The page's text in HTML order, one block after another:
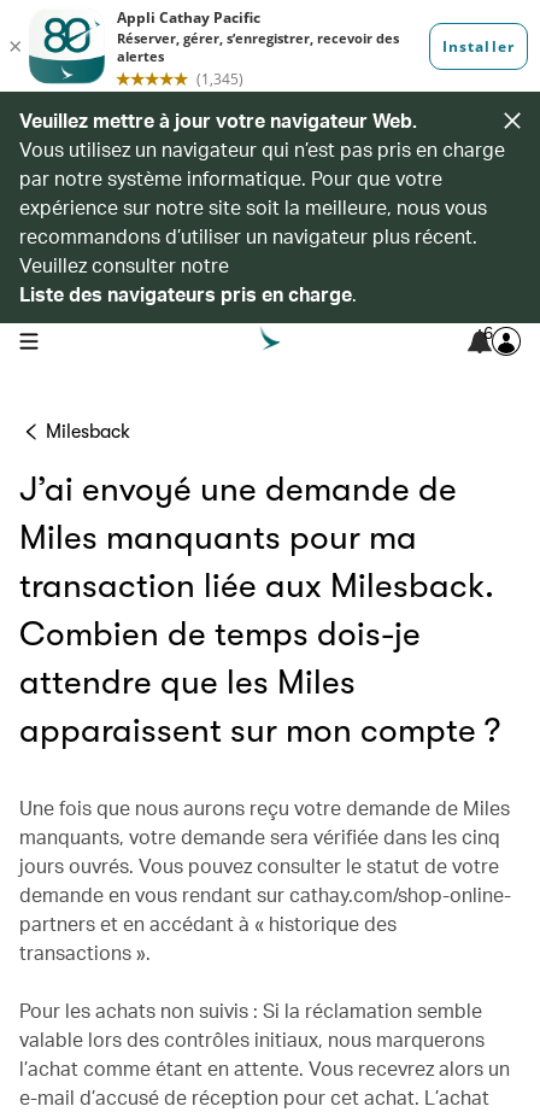
Veuillez mettre à jour votre navigateur Web.
Vous utilisez un navigateur qui n’est pas pris en charge
par notre système informatique. Pour que votre
expérience sur notre site soit la meilleure, nous vous
recommandons d’utiliser un navigateur plus récent.
Veuillez consulter notre
Liste des navigateurs pris en charge.
open navigation menu 6
Milesback
J’ai envoyé une demande de
Miles manquants pour ma
transaction liée aux Milesback.
Combien de temps dois-je
attendre que les Miles
apparaissent sur mon compte ?
Une fois que nous aurons reçu votre demande de Miles
manquants, votre demande sera vérifiée dans les cinq
jours ouvrés. Vous pouvez consulter le statut de votre
demande en vous rendant sur cathay.com/shop-online-
partners et en accédant à « historique des
transactions ».
Pour les achats non suivis : Si la réclamation semble
valable lors des contrôles initiaux, nous marquerons
l’achat comme étant en attente. Vous recevrez alors un
e-mail d’accusé de réception pour cet achat. L’achat